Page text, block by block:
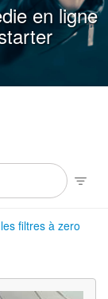
en ligne
filtres à zero